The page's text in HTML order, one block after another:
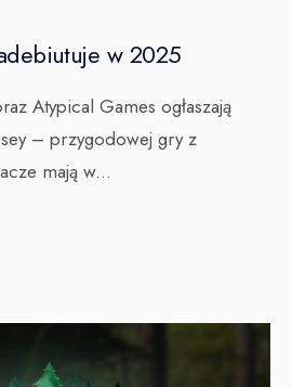
w 2025
Atypical Games ogłaszają
– przygodowej gry z
mają w...